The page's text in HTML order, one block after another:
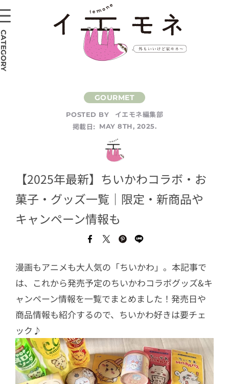
POSTED BY
イエモネ編集部
掲載日:
MAY 8TH, 2025.
【2025年最新】ちいかわコラボ・お
菓子・グッズ一覧｜限定・新商品や
キャンペーン情報も
漫画もアニメも大人気の「ちいかわ」。本記事で
は、これから発売予定のちいかわコラボグッズ&キ
ャンペーン情報を一覧でまとめました！発売日や
商品情報も紹介するので、ちいかわ好きは要チェ
ック♪